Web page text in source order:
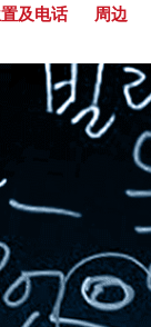
及电话 周边